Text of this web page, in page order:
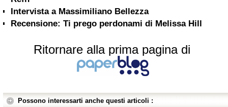
Intervista a Massimiliano Bellezza
Recensione: Ti prego perdonami di Melissa Hill
Ritornare alla prima pagina di
Possono interessarti anche questi articoli :